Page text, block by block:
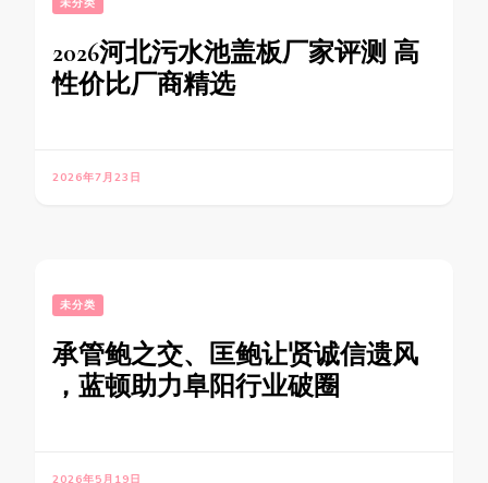
未分类
2026河北污水池盖板厂家评测 高
性价比厂商精选
2026年7月23日
未分类
承管鲍之交、匡鲍让贤诚信遗风
，蓝顿助力阜阳行业破圈
2026年5月19日